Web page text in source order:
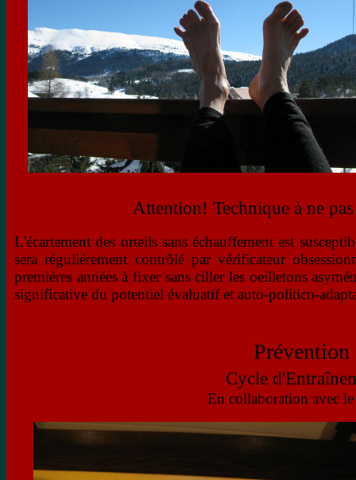
Attention! Technique à ne
L'écartement des orteils sans échauffement est
sera réguliérement contrôlé par vérificateur
premières années à fixer sans ciller les oeilletons
significative du potentiel évaluatif et auto-politico-
Cycle
En collaboration avec